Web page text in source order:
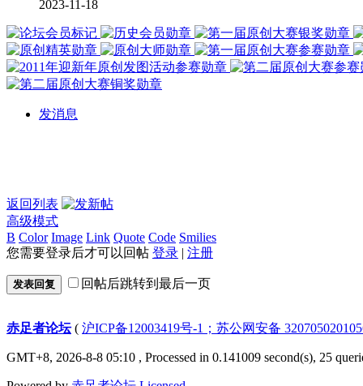
2023-11-18
发消息
返回列表
高级模式
B Color Image Link Quote Code Smilies
您需要登录后才可以回帖 登录 | 注册
发表回复 回帖后跳转到最后一页
赤足者论坛( 沪ICP备12003419号-1；苏公网安备
GMT+8, 2026-8-8 05:10 , Processed in 0.141009 second(s), 25